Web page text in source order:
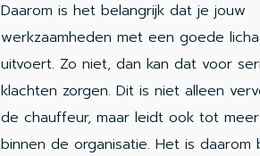
Daarom is het belangrijk dat je jouw
werkzaamheden met een goede
uitvoert. Zo niet, dan kan dat voor
klachten zorgen. Dit is niet alleen
de chauffeur, maar leidt ook tot
binnen de organisatie. Het is daarom